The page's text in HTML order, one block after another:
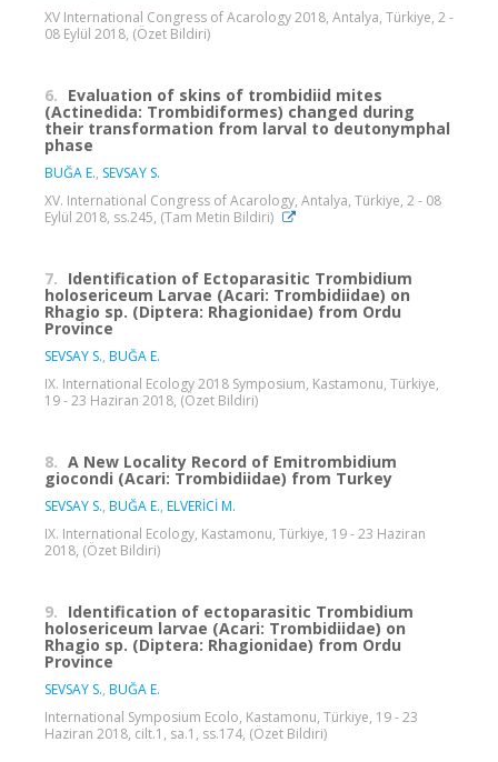
XV International Congress of Acarology 2018, Antalya, Türkiye, 2 -
08 Eylül 2018, (Özet Bildiri)
6. Evaluation of skins of trombidiid mites
(Actinedida: Trombidiformes) changed during
their transformation from larval to deutonymphal
phase
BUĞA E., SEVSAY S.
XV. International Congress of Acarology, Antalya, Türkiye, 2 - 08
Eylül 2018, ss.245, (Tam Metin Bildiri)
7. Identification of Ectoparasitic Trombidium
holosericeum Larvae (Acari: Trombidiidae) on
Rhagio sp. (Diptera: Rhagionidae) from Ordu
Province
SEVSAY S., BUĞA E.
IX. International Ecology 2018 Symposium, Kastamonu, Türkiye,
19 - 23 Haziran 2018, (Özet Bildiri)
8. A New Locality Record of Emitrombidium
giocondi (Acari: Trombidiidae) from Turkey
SEVSAY S., BUĞA E., ELVERİCİ M.
IX. International Ecology, Kastamonu, Türkiye, 19 - 23 Haziran
2018, (Özet Bildiri)
9. Identification of ectoparasitic Trombidium
holosericeum larvae (Acari: Trombidiidae) on
Rhagio sp. (Diptera: Rhagionidae) from Ordu
Province
SEVSAY S., BUĞA E.
International Symposium Ecolo, Kastamonu, Türkiye, 19 - 23
Haziran 2018, cilt.1, sa.1, ss.174, (Özet Bildiri)